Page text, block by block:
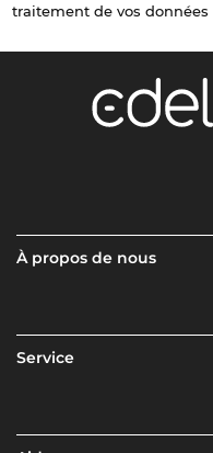
traitement de vos données
À propos de nous
Service